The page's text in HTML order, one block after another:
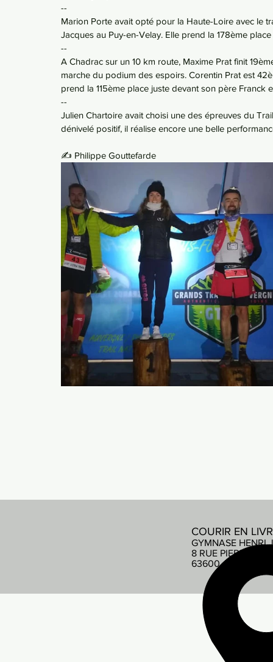
--
Marion Porte avait opté pour la Haute-Loire avec le
Jacques au Puy-en-Velay. Elle prend la 178ème place
--
A Chadrac sur un 10 km route, Maxime Prat finit
marche du podium des espoirs. Corentin Prat est
prend la 115ème place juste devant son père
--
Julien Chartoire avait choisi une des épreuves du
dénivelé positif, il réalise encore une belle
✍️ Philippe Gouttefarde
COURIR EN
GYMNASE HENRI
8 RUE PIERRE DE
63600 AMBERT